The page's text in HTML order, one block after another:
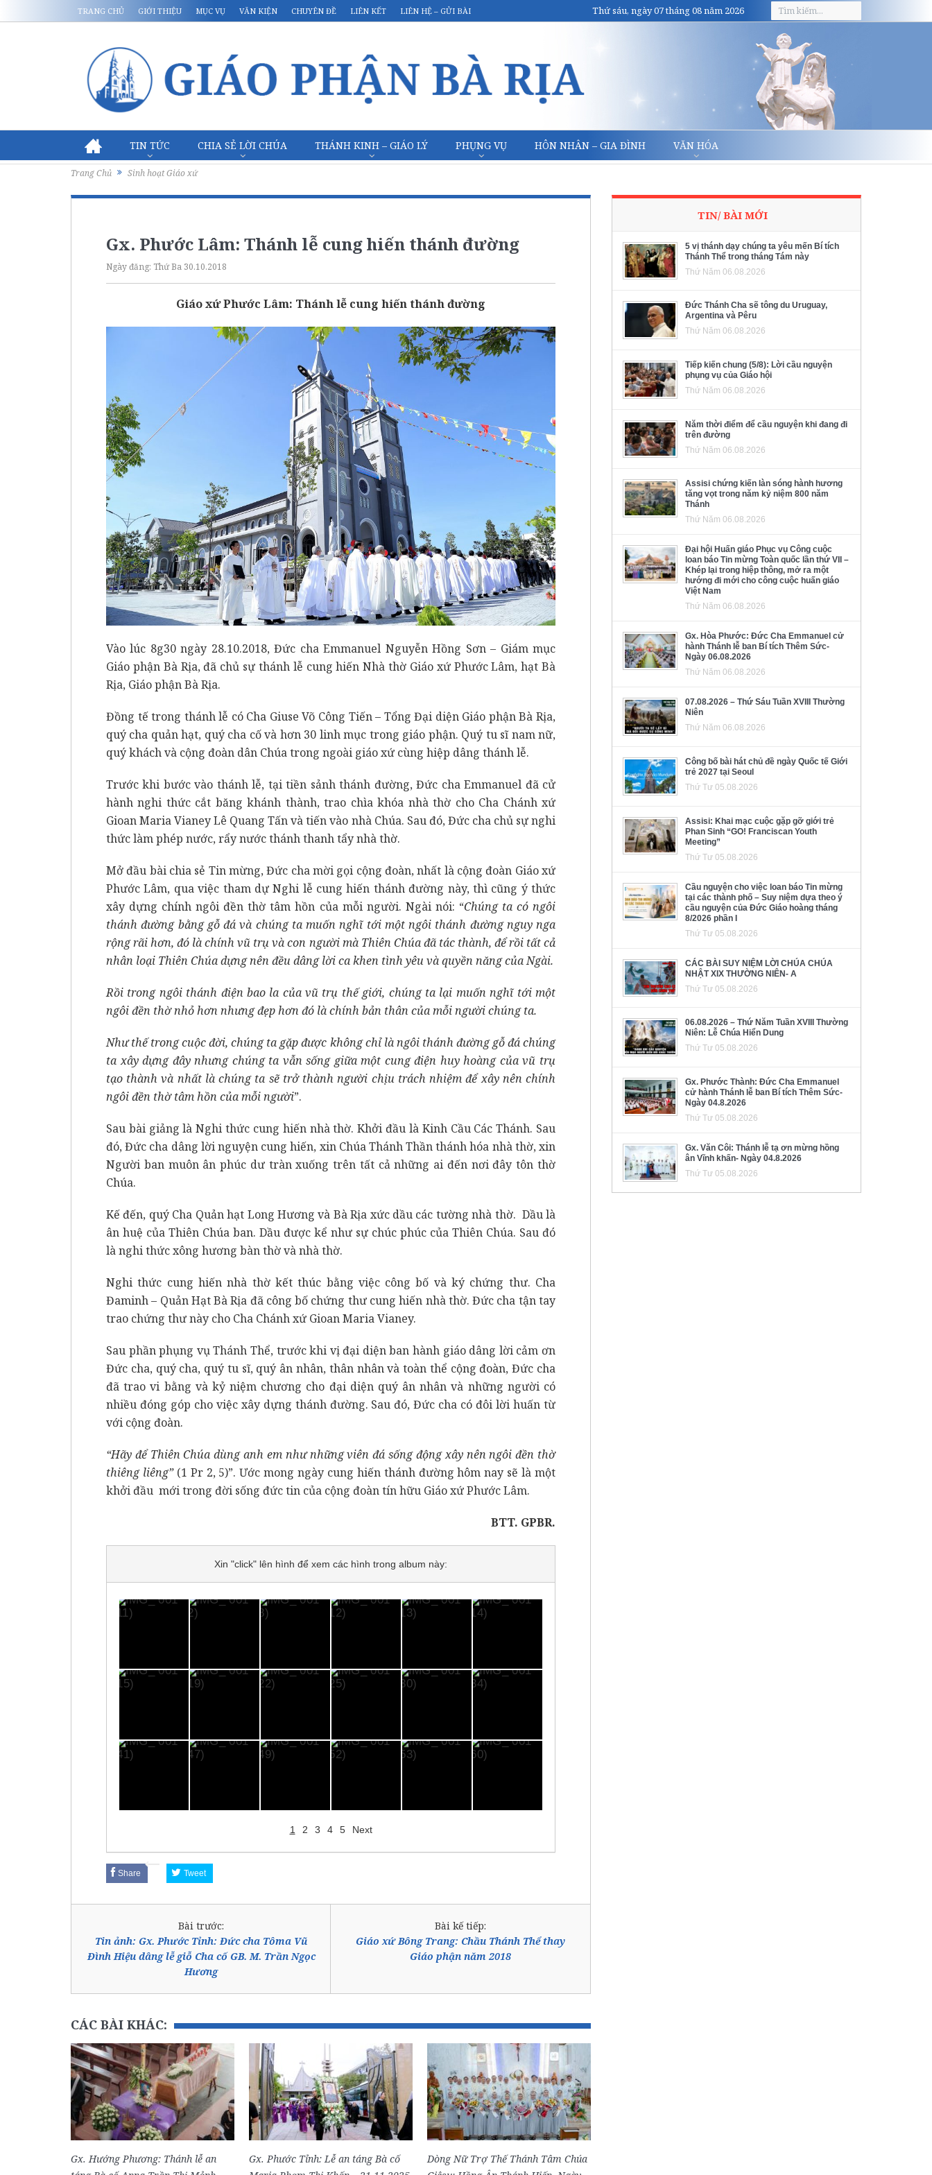
TRANG CHỦ GIỚI THIỆU MỤC VỤ VĂN KIỆN CHUYÊN ĐỀ LIÊN KẾT LIÊN HỆ – GỬI BÀI Thứ sáu, ngày 07 tháng 08 năm 2026
TIN TỨC CHIA SẺ LỜI CHÚA THÁNH KINH – GIÁO LÝ PHỤNG VỤ HÔN NHÂN – GIA ĐÌNH VĂN HÓA
Trang Chủ Sinh hoạt Giáo xứ
Gx. Phước Lâm: Thánh lễ cung hiến thánh đường
Ngày đăng: Thứ Ba 30.10.2018
Giáo xứ Phước Lâm: Thánh lễ cung hiến thánh đường
Vào lúc 8g30 ngày 28.10.2018, Đức cha Emmanuel Nguyễn Hồng Sơn – Giám mục
Giáo phận Bà Rịa, đã chủ sự thánh lễ cung hiến Nhà thờ Giáo xứ Phước Lâm, hạt Bà
Rịa, Giáo phận Bà Rịa.
Đồng tế trong thánh lễ có Cha Giuse Võ Công Tiến – Tổng Đại diện Giáo phận Bà Rịa,
quý cha quản hạt, quý cha cố và hơn 30 linh mục trong giáo phận. Quý tu sĩ nam nữ,
quý khách và cộng đoàn dân Chúa trong ngoài giáo xứ cùng hiệp dâng thánh lễ.
Trước khi bước vào thánh lễ, tại tiền sảnh thánh đường, Đức cha Emmanuel đã cử
hành nghi thức cắt băng khánh thành, trao chìa khóa nhà thờ cho Cha Chánh xứ
Gioan Maria Vianey Lê Quang Tấn và tiến vào nhà Chúa. Sau đó, Đức cha chủ sự nghi
thức làm phép nước, rẩy nước thánh thanh tẩy nhà thờ.
Mở đầu bài chia sẻ Tin mừng, Đức cha mời gọi cộng đoàn, nhất là cộng đoàn Giáo xứ
Phước Lâm, qua việc tham dự Nghi lễ cung hiến thánh đường này, thì cũng ý thức
xây dựng chính ngôi đền thờ tâm hồn của mỗi người. Ngài nói: “Chúng ta có ngôi
thánh đường bằng gỗ đá và chúng ta muốn nghĩ tới một ngôi thánh đường nguy nga
rộng rãi hơn, đó là chính vũ trụ và con người mà Thiên Chúa đã tác thành, để rồi tất cả
nhân loại Thiên Chúa dựng nên đều dâng lời ca khen tình yêu và quyền năng của Ngài.
Rồi trong ngôi thánh điện bao la của vũ trụ thế giới, chúng ta lại muốn nghĩ tới một
ngôi đền thờ nhỏ hơn nhưng đẹp hơn đó là chính bản thân của mỗi người chúng ta.
Như thế trong cuộc đời, chúng ta gặp được không chỉ là ngôi thánh đường gỗ đá chúng
ta xây dựng đây nhưng chúng ta vẫn sống giữa một cung điện huy hoàng của vũ trụ
tạo thành và nhất là chúng ta sẽ trở thành người chịu trách nhiệm để xây nên chính
ngôi đền thờ tâm hồn của mỗi người”.
Sau bài giảng là Nghi thức cung hiến nhà thờ. Khởi đầu là Kinh Cầu Các Thánh. Sau
đó, Đức cha dâng lời nguyện cung hiến, xin Chúa Thánh Thần thánh hóa nhà thờ, xin
Người ban muôn ân phúc dư tràn xuống trên tất cả những ai đến nơi đây tôn thờ
Chúa.
Kế đến, quý Cha Quản hạt Long Hương và Bà Rịa xức dầu các tường nhà thờ. Dầu là
ân huệ của Thiên Chúa ban. Dầu được kể như sự chúc phúc của Thiên Chúa. Sau đó
là nghi thức xông hương bàn thờ và nhà thờ.
Nghi thức cung hiến nhà thờ kết thúc bằng việc công bố và ký chứng thư. Cha
Đaminh – Quản Hạt Bà Rịa đã công bố chứng thư cung hiến nhà thờ. Đức cha tận tay
trao chứng thư này cho Cha Chánh xứ Gioan Maria Vianey.
Sau phần phụng vụ Thánh Thể, trước khi vị đại diện ban hành giáo dâng lời cảm ơn
Đức cha, quý cha, quý tu sĩ, quý ân nhân, thân nhân và toàn thể cộng đoàn, Đức cha
đã trao vi bằng và kỷ niệm chương cho đại diện quý ân nhân và những người có
nhiều đóng góp cho việc xây dựng thánh đường. Sau đó, Đức cha có đôi lời huấn từ
với cộng đoàn.
“Hãy để Thiên Chúa dùng anh em như những viên đá sống động xây nên ngôi đền thờ
thiêng liêng”(1 Pr 2, 5)”. Ước mong ngày cung hiến thánh đường hôm nay sẽ là một
khởi đầu mới trong đời sống đức tin của cộng đoàn tín hữu Giáo xứ Phước Lâm.
BTT. GPBR.
Xin "click" lên hình để xem các hình trong album này:
1 2 3 4 5 Next
Share Tweet
Bài trước:
Tin ảnh: Gx. Phước Tỉnh: Đức cha Tôma Vũ
Đình Hiệu dâng lễ giỗ Cha cố GB. M. Trần Ngọc
Hương
Bài kế tiếp:
Giáo xứ Bông Trang: Chầu Thánh Thể thay
Giáo phận năm 2018
CÁC BÀI KHÁC:
Gx. Hướng Phương: Thánh lễ an
Gx. Phước Tỉnh: Lễ an táng Bà cố
Dòng Nữ Trợ Thế Thánh Tâm Chúa
TIN/ BÀI MỚI
5 vị thánh dạy chúng ta yêu mến Bí tích
Thánh Thể trong tháng Tám này
Thứ Năm 06.08.2026
Đức Thánh Cha sẽ tông du Uruguay,
Argentina và Pêru
Thứ Năm 06.08.2026
Tiếp kiến chung (5/8): Lời cầu nguyện
phụng vụ của Giáo hội
Thứ Năm 06.08.2026
Năm thời điểm để cầu nguyện khi đang đi
trên đường
Thứ Năm 06.08.2026
Assisi chứng kiến làn sóng hành hương
tăng vọt trong năm kỷ niệm 800 năm
Thánh
Thứ Năm 06.08.2026
Đại hội Huấn giáo Phục vụ Công cuộc
loan báo Tin mừng Toàn quốc lần thứ VII –
Khép lại trong hiệp thông, mở ra một
hướng đi mới cho công cuộc huấn giáo
Việt Nam
Thứ Năm 06.08.2026
Gx. Hòa Phước: Đức Cha Emmanuel cử
hành Thánh lễ ban Bí tích Thêm Sức-
Ngày 06.08.2026
Thứ Năm 06.08.2026
07.08.2026 – Thứ Sáu Tuần XVIII Thường
Niên
Thứ Năm 06.08.2026
Công bố bài hát chủ đề ngày Quốc tế Giới
trẻ 2027 tại Seoul
Thứ Tư 05.08.2026
Assisi: Khai mạc cuộc gặp gỡ giới trẻ
Phan Sinh “GO! Franciscan Youth
Meeting”
Thứ Tư 05.08.2026
Cầu nguyện cho việc loan báo Tin mừng
tại các thành phố – Suy niệm dựa theo ý
cầu nguyện của Đức Giáo hoàng tháng
8/2026 phần I
Thứ Tư 05.08.2026
CÁC BÀI SUY NIỆM LỜI CHÚA CHÚA
NHẬT XIX THƯỜNG NIÊN- A
Thứ Tư 05.08.2026
06.08.2026 – Thứ Năm Tuần XVIII Thường
Niên: Lễ Chúa Hiển Dung
Thứ Tư 05.08.2026
Gx. Phước Thành: Đức Cha Emmanuel
cử hành Thánh lễ ban Bí tích Thêm Sức-
Ngày 04.8.2026
Thứ Tư 05.08.2026
Gx. Văn Côi: Thánh lễ tạ ơn mừng hồng
ân Vĩnh khấn- Ngày 04.8.2026
Thứ Tư 05.08.2026